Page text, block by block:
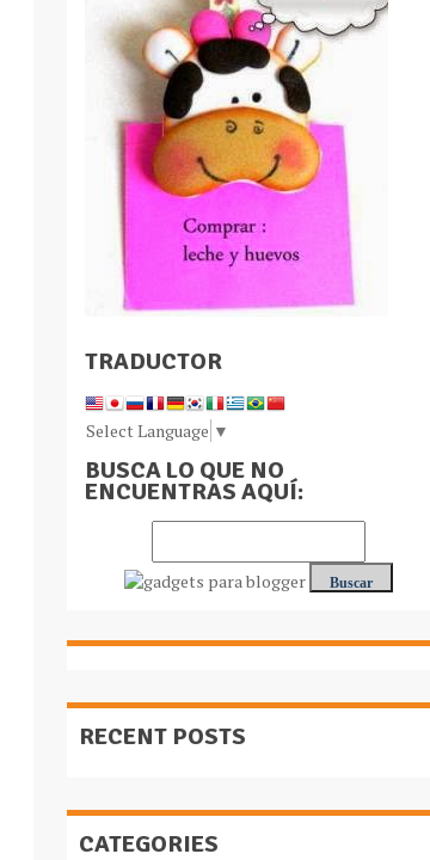
TRADUCTOR
Select Language ▼
BUSCA LO QUE NO
ENCUENTRAS AQUÍ:
RECENT POSTS
CATEGORIES